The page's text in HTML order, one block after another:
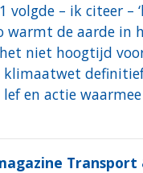
– ik citeer –
de aarde
niet hoogtijd
en actie